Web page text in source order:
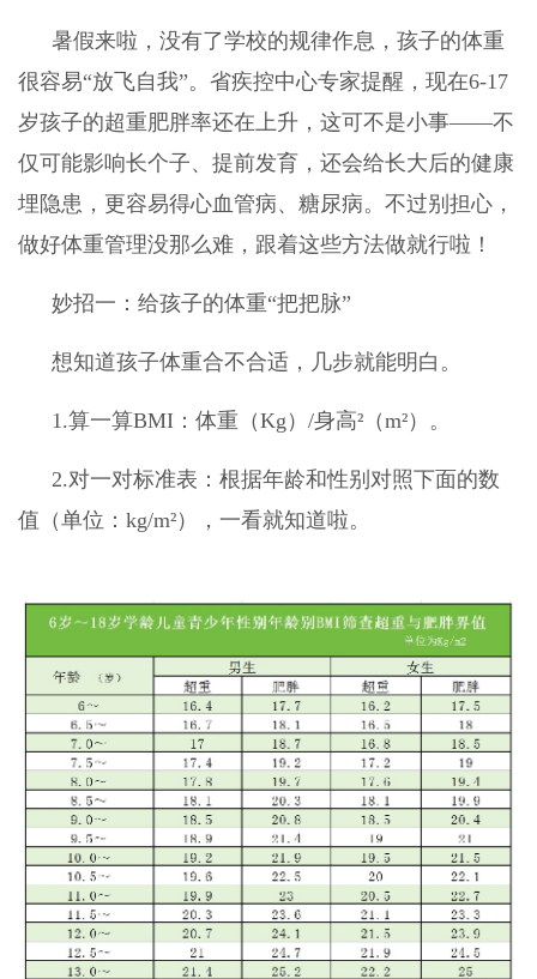
暑假来啦，没有了学校的规律作息，孩子的体重
很容易“放飞自我”。省疾控中心专家提醒，现在6-17
岁孩子的超重肥胖率还在上升，这可不是小事——不
仅可能影响长个子、提前发育，还会给长大后的健康
埋隐患，更容易得心血管病、糖尿病。不过别担心，
做好体重管理没那么难，跟着这些方法做就行啦！
妙招一：给孩子的体重“把把脉”
想知道孩子体重合不合适，几步就能明白。
1.算一算BMI：体重（Kg）/身高²（m²）。
2.对一对标准表：根据年龄和性别对照下面的数
值（单位：kg/m²），一看就知道啦。